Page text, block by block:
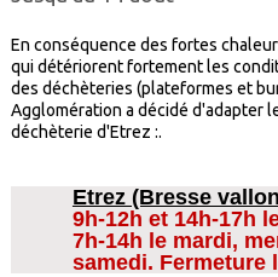
En conséquence des fortes
qui détériorent fortement les
des déchèteries (plateformes et
Agglomération a décidé d'adapter
déchèterie d'Etrez :.
Etrez (Bresse
9h-12h et 14h-17h
7h-14h le mardi,
samedi. Fermeture